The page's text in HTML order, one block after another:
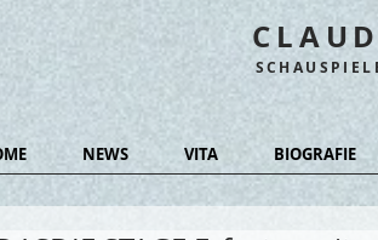
NEWS VITA BIOGRAFIE